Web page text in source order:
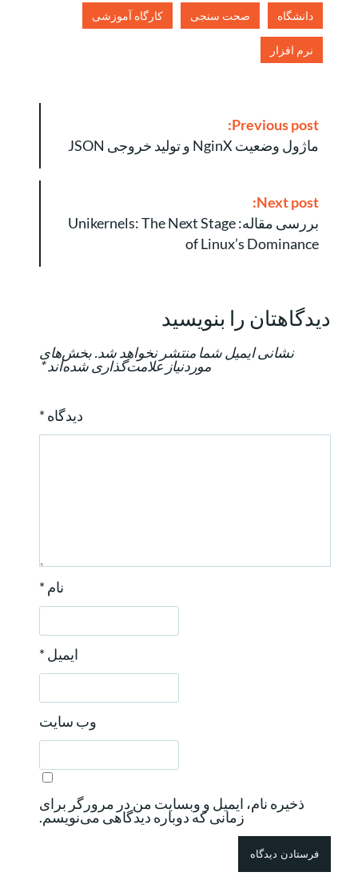
دانشگاه صحت سنجی کارگاه آموزشی
نرم افزار
t
Previous post:
ماژول وضعیت NginX و تولید خروجی JSON
Next post:
بررسی مقاله: Unikernels: The Next Stage
of Linux’s Dominance
دیدگاهتان را بنویسید
نشانی ایمیل شما منتشر نخواهد شد.بخش‌های
موردنیاز علامت‌گذاری شده‌اند*
دیدگاه*
نام*
ایمیل*
وب‌ سایت
ذخیره نام، ایمیل و وبسایت من در مرورگر برای
زمانی که دوباره دیدگاهی می‌نویسم.